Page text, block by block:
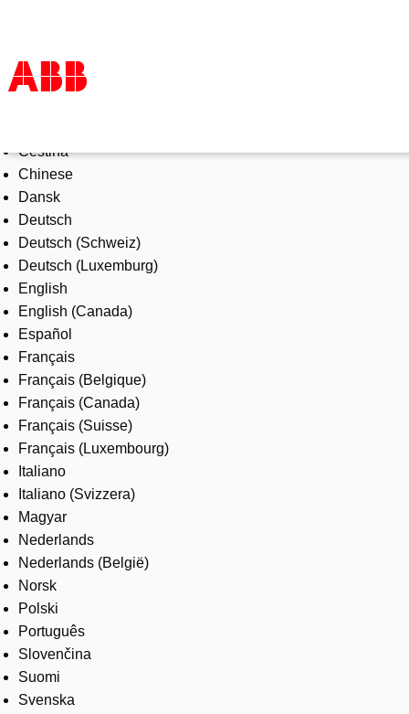
Products & Solutions
Industries
Services
About us
Where to buy
Contact us
Careers
Čeština
Chinese
Dansk
Deutsch
Deutsch (Schweiz)
Deutsch (Luxemburg)
English
English (Canada)
Español
Français
Français (Belgique)
Français (Canada)
Français (Suisse)
Français (Luxembourg)
Italiano
Italiano (Svizzera)
Magyar
Nederlands
Nederlands (België)
Norsk
Polski
Português
Slovenčina
Suomi
Svenska